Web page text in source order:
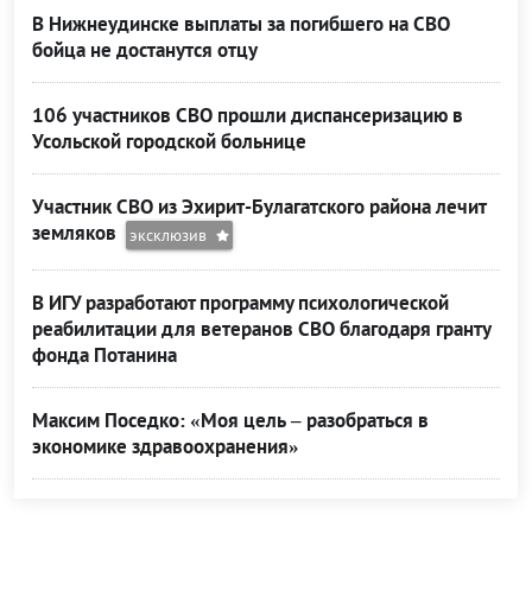
В Нижнеудинске выплаты за погибшего на СВО
бойца не достанутся отцу
106 участников СВО прошли диспансеризацию в
Усольской городской больнице
Участник СВО из Эхирит-Булагатского района лечит
земляков
эксклюзив
В ИГУ разработают программу психологической
реабилитации для ветеранов СВО благодаря гранту
фонда Потанина
Максим Поседко: «Моя цель – разобраться в
экономике здравоохранения»